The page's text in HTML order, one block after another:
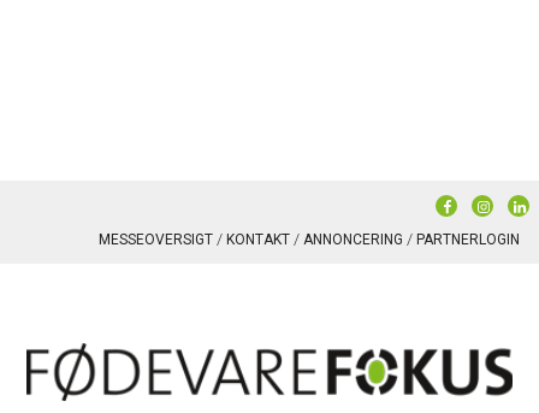
MESSEOVERSIGT KONTAKT ANNONCERING PARTNERLOGIN